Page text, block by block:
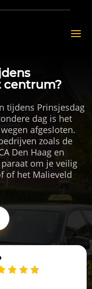
centrum?
tijdens Prinsjesdag
dag is het
afgesloten.
zoals de
Den Haag en
om je veilig
of het Malieveld